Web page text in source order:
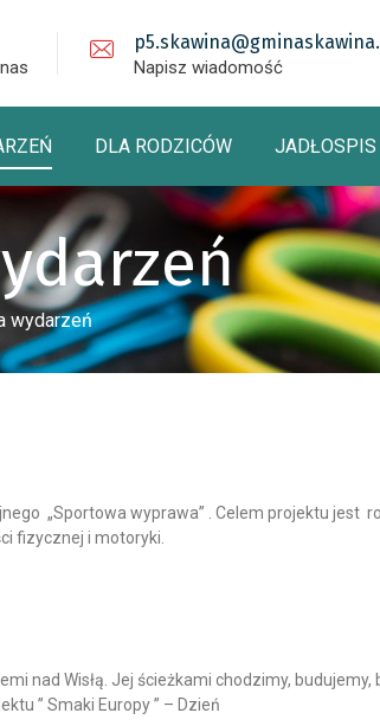
Napisz wiadomość
DLA RODZICÓW JADŁOSPIS
wydarzeń
„Sportowa wyprawa” . Celem projektu jest
fizycznej i motoryki.
nad Wisłą. Jej ścieżkami chodzimy, budujemy,
” Smaki Europy ” – Dzień